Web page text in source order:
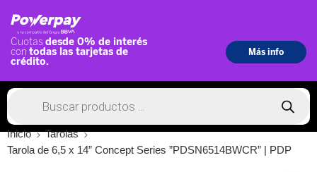
Inicio
Tarolas
Tarola de 6,5 x 14” Concept Series ”PDSN6514BWCR” | PDP